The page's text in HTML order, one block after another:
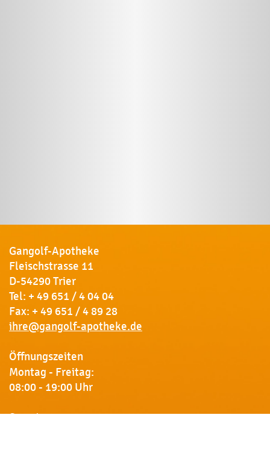
Gangolf-Apotheke
Fleischstrasse 11
D-54290 Trier
Tel: + 49 651 / 4 04 04
Fax: + 49 651 / 4 89 28
ihre@gangolf-apotheke.de
Öffnungszeiten
Montag - Freitag:
08:00 - 19:00 Uhr
Samstag: